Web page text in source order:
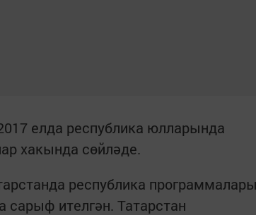
елда республика юлларында
хакында сөйләде.
республика
ителгән. Татарстан